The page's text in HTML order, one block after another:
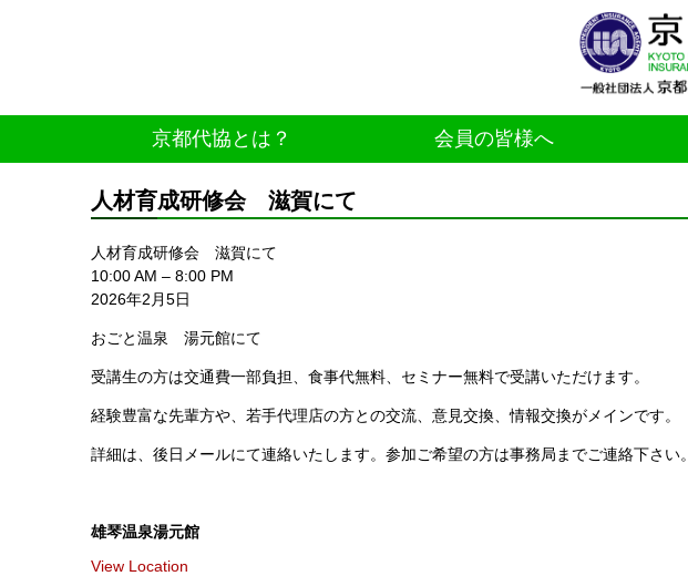
京都代協とは？ 会員の皆様へ
人材育成研修会 滋賀にて
人材育成研修会 滋賀にて
10:00 AM – 8:00 PM
2026年2月5日
おごと温泉 湯元館にて
受講生の方は交通費一部負担、食事代無料、セミナー無料で受講いただけます。
経験豊富な先輩方や、若手代理店の方との交流、意見交換、情報交換がメインです。
詳細は、後日メールにて連絡いたします。参加ご希望の方は事務局までご連絡下さい。
雄琴温泉湯元館
View Location